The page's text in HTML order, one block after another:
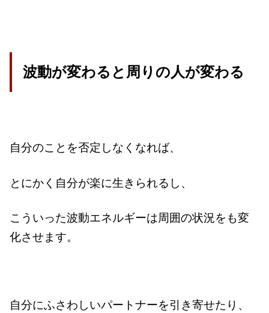
波動が変わると周りの人が変わる
自分のことを否定しなくなれば、
とにかく自分が楽に生きられるし、
こういった波動エネルギーは周囲の状況をも変
化させます。
自分にふさわしいパートナーを引き寄せたり、